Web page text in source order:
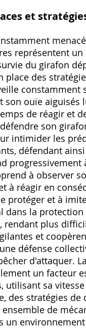
et
représentent
du girafon
place des
constamment
son ouïe
de réagir et
son
intimider les
défendant
à observer
à réagir en
protéger et à
dans la
rendant plus
et
défense
d'attaquer.
un facteur
utilisant sa
des stratégies
de
un